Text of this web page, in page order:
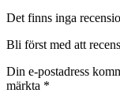
Det finns inga
Bli först med att
Din e-postadress
märkta *